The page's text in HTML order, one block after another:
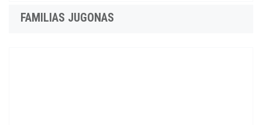
FAMILIAS JUGONAS